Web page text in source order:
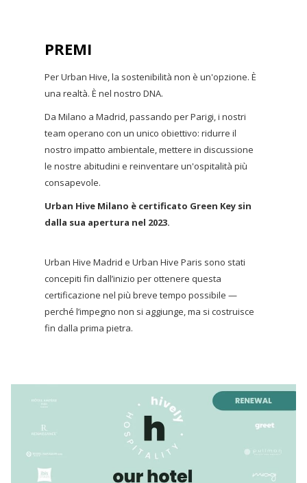
PREMI
Per Urban Hive, la sostenibilità non è un'opzione. È
una realtà. È nel nostro DNA.
Da Milano a Madrid, passando per Parigi, i nostri
team operano con un unico obiettivo: ridurre il
nostro impatto ambientale, mettere in discussione
le nostre abitudini e reinventare un'ospitalità più
consapevole.
Urban Hive Milano è certificato Green Key sin
dalla sua apertura nel 2023.
Urban Hive Madrid e Urban Hive Paris sono stati
concepiti fin dall’inizio per ottenere questa
certificazione nel più breve tempo possibile —
perché l’impegno non si aggiunge, ma si costruisce
fin dalla prima pietra.